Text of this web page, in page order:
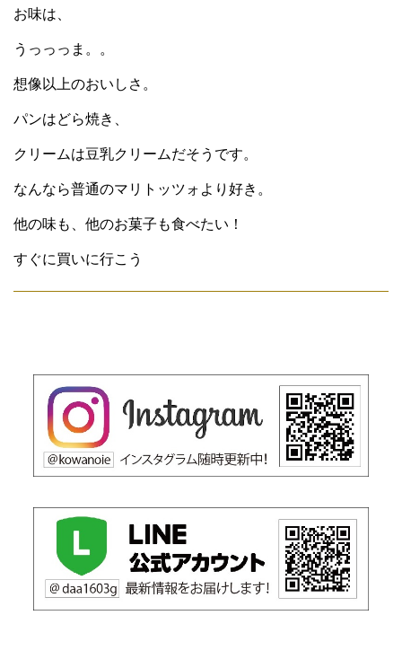
お味は、
うっっっま。。
想像以上のおいしさ。
パンはどら焼き、
クリームは豆乳クリームだそうです。
なんなら普通のマリトッツォより好き。
他の味も、他のお菓子も食べたい！
すぐに買いに行こう